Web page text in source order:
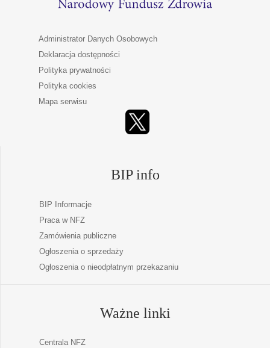
Administrator Danych Osobowych
Deklaracja dostępności
Polityka prywatności
Polityka cookies
Mapa serwisu
BIP info
BIP Informacje
Praca w NFZ
Zamówienia publiczne
Ogłoszenia o sprzedaży
Ogłoszenia o nieodpłatnym przekazaniu
Ważne linki
Centrala NFZ